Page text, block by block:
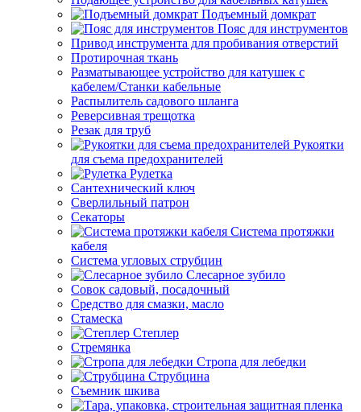
Подъемный домкрат
Пояс для инструментов
Привод инструмента для пробивания отверстий
Протирочная ткань
Разматывающее устройство для катушек с
кабелем/Станки кабельные
Распылитель садового шланга
Реверсивная трещотка
Резак для труб
Рукоятки
для съема предохранителей
Рулетка
Сантехнический ключ
Сверлильный патрон
Секаторы
Система протяжки
кабеля
Система угловых струбцин
Слесарное зубило
Совок садовый, посадочный
Средство для смазки, масло
Стамеска
Степлер
Стремянка
Стропа для лебедки
Струбцина
Съемник шкива